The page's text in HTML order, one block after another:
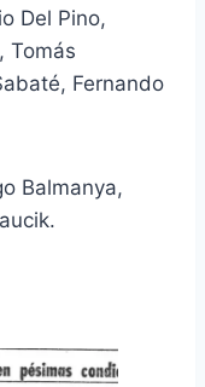
Del Pino,
Tomás
Fernando
Balmanya,